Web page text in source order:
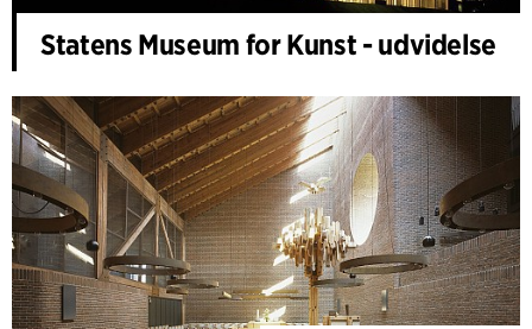
Statens Museum for Kunst - udvidelse